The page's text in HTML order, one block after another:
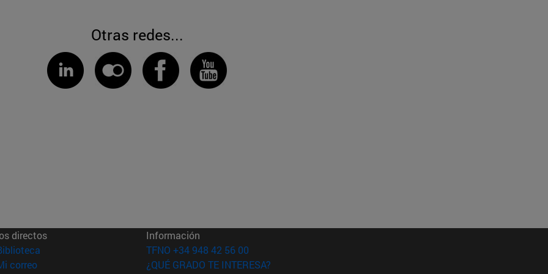
Otras redes...
directos
(abre en nueva ventana)
correo(abre en nueva ventana)
Información
TFNO +34 948 42 56 00
¿QUÉ GRADO TE INTERESA?